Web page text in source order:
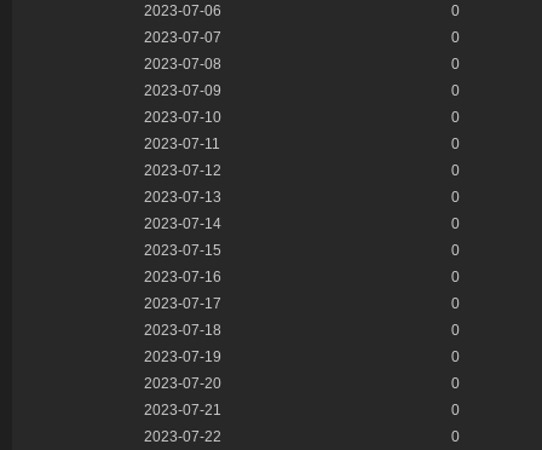
2023-07-06
0
2023-07-07
0
2023-07-08
0
2023-07-09
0
2023-07-10
0
2023-07-11
0
2023-07-12
0
2023-07-13
0
2023-07-14
0
2023-07-15
0
2023-07-16
0
2023-07-17
0
2023-07-18
0
2023-07-19
0
2023-07-20
0
2023-07-21
0
2023-07-22
0